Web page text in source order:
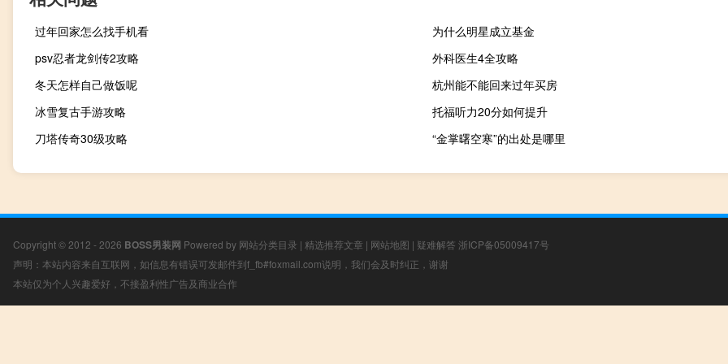
过年回家怎么找手机看
为什么明星成立基金
psv忍者龙剑传2攻略
外科医生4全攻略
冬天怎样自己做饭呢
杭州能不能回来过年买房
冰雪复古手游攻略
托福听力20分如何提升
刀塔传奇30级攻略
“金掌曙空寒”的出处是哪里
Copyright © 2012 - 2026 BOSS男装网 Powered by 网站分类目录 | 精选推荐文章 | 网站地图 | 疑难解答 浙ICP备05009417号
声明：本站内容来自互联网，如信息有错误可发邮件到f_fb#foxmail.com说明，我们会及时纠正，谢谢
本站仅为个人兴趣爱好，不接盈利性广告及商业合作